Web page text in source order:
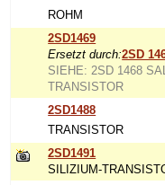
ROHM
2SD1469
Ersetzt durch:2SD
SIEHE: 2SD 1468
TRANSISTOR
2SD1488
TRANSISTOR
2SD1491
SILIZIUM-